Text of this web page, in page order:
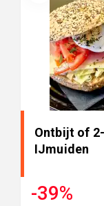
Ontbijt of
IJmuiden
-39%